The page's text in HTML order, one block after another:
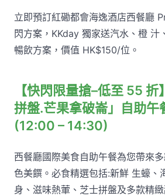
立即預訂紅磡都會海逸酒店西餐廳
閃方案，KKday 獨家送汽水、橙 汁
暢飲方案，價值 HK$150/位。
【快閃限量搶–低至 55
拼盤.芒果拿破崙」自助午
(12:00 – 14:30)
西餐廳國際美食自助午餐為您帶來
色美饌。必食精選包括:新鮮 生蠔、
身、滋味熱葷、芝士拼盤及多款精